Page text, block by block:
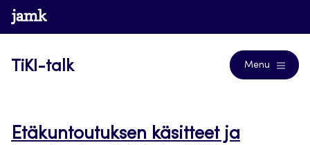
Siirry
suoraan
www.jamk.fi
TiKI-talk Menu
Etäkuntoutuksen käsitteet ja